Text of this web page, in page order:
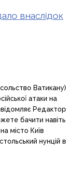
внаслідок
Ватикану)
атаки на
Редактор
бачити навіть
місто Київ
нунцій в